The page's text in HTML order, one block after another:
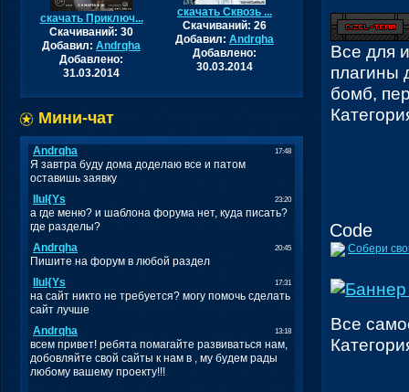
скачать Приключ...
Скачиваний: 30
Добавил: Andrqha
Добавлено:
31.03.2014
скачать Сквозь ...
Скачиваний: 26
Добавил: Andrqha
Добавлено:
30.03.2014
Мини-чат
Все для
плагины
бомб,
Code
Собери
Все